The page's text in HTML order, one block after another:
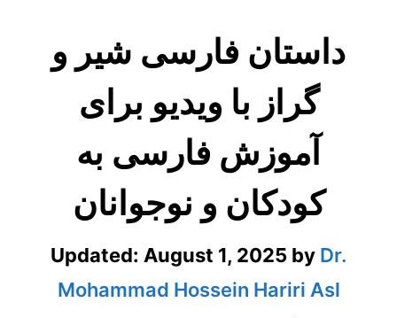
داستان فارسی شیر و
گراز با ویدیو برای
آموزش فارسی به
کودکان و نوجوانان
Updated: August 1, 2025 by Dr.
Mohammad Hossein Hariri Asl